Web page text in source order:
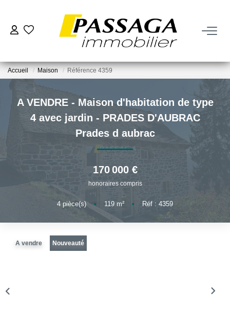
VENDRE
Estimation
Nos Biens Vendus
FAIRE GÉRER
La Gestion Locative
Accueil Maison Référence 4359
A VENDRE - Maison d'habitation de type
4 avec jardin - PRADES D'AUBRAC
Prades d aubrac
170 000 €
honoraires compris
4 pièce(s) • 119 m² • Réf : 4359
A vendre Nouveauté